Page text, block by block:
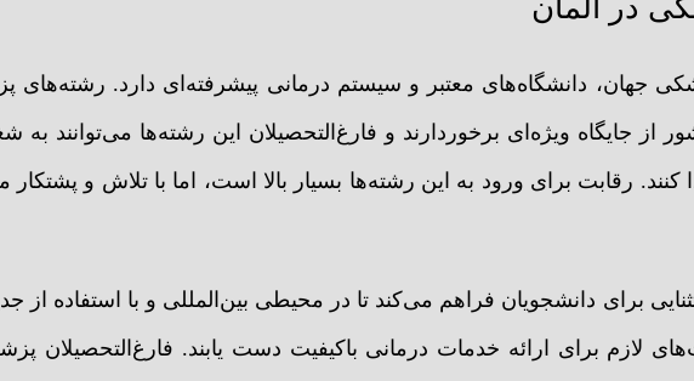
در آلمان
جهان، دانشگاه‌های معتبر و سیستم درمانی پیشرفته‌ای دارد. رشته‌های
از جایگاه ویژه‌ای برخوردارند و فارغ‌التحصیلان این رشته‌ها می‌توانند به
رقابت برای ورود به این رشته‌ها بسیار بالا است، اما با تلاش و پشتکار
برای دانشجویان فراهم می‌کند تا در محیطی بین‌المللی و با استفاده از
لازم برای ارائه خدمات درمانی باکیفیت دست یابند. فارغ‌التحصیلان